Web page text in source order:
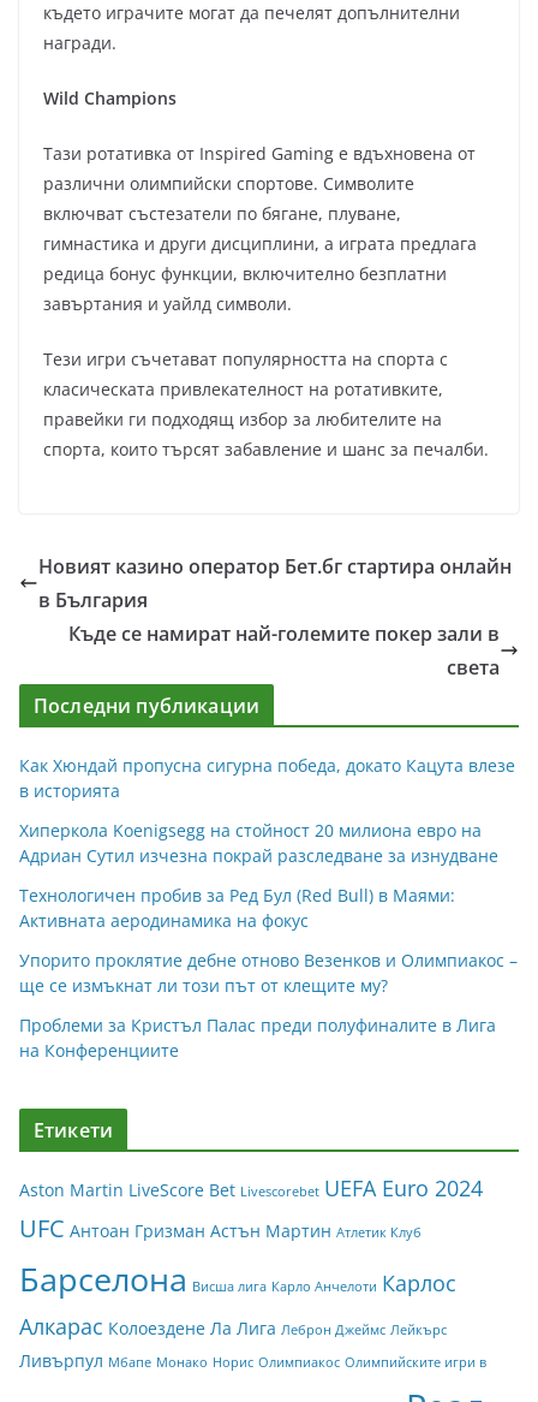
където играчите могат да печелят допълнителни
награди.
Wild Champions
Тази ротативка от Inspired Gaming е вдъхновена от
различни олимпийски спортове. Символите
включват състезатели по бягане, плуване,
гимнастика и други дисциплини, а играта предлага
редица бонус функции, включително безплатни
завъртания и уайлд символи.
Тези игри съчетават популярността на спорта с
класическата привлекателност на ротативките,
правейки ги подходящ избор за любителите на
спорта, които търсят забавление и шанс за печалби.
Новият казино оператор Бет.бг стартира онлайн
в България
Къде се намират най-големите покер зали в
света
Последни публикации
Как Хюндай пропусна сигурна победа, докато Кацута влезе
в историята
Хиперкола Koenigsegg на стойност 20 милиона евро на
Адриан Сутил изчезна покрай разследване за изнудване
Технологичен пробив за Ред Бул (Red Bull) в Маями:
Активната аеродинамика на фокус
Упорито проклятие дебне отново Везенков и Олимпиакос –
ще се измъкнат ли този път от клещите му?
Проблеми за Кристъл Палас преди полуфиналите в Лига
на Конференциите
Етикети
Aston Martin LiveScore Bet Livescorebet UEFA Euro 2024
UFC Антоан Гризман Астън Мартин Атлетик Клуб
Барселона Висша лига Карло Анчелоти Карлос
Алкарас Колоездене Ла Лига Леброн Джеймс Лейкърс
Ливърпул Мбапе Монако Норис Олимпиакос Олимпийските игри в